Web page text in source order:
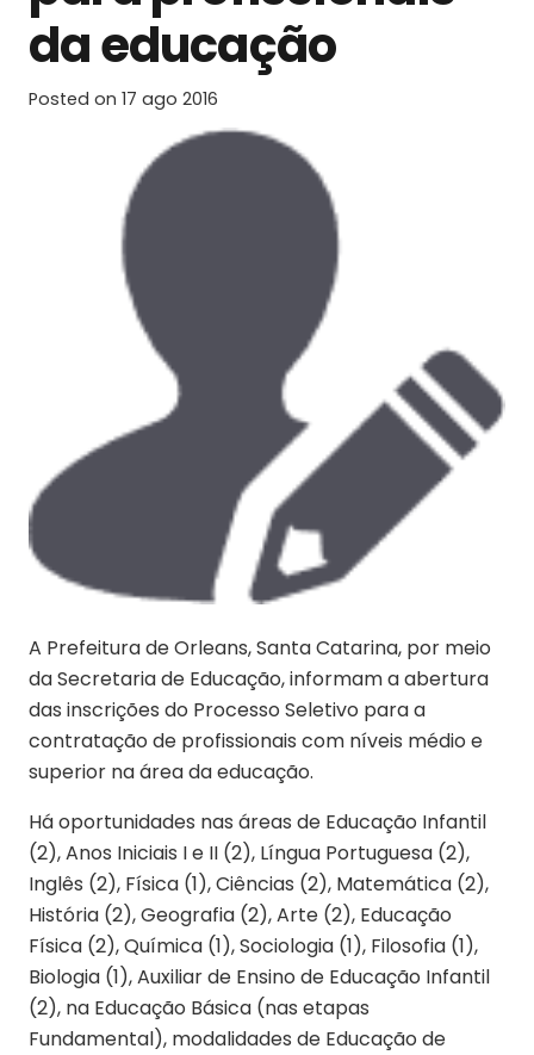
da educação
Posted on 17 ago 2016
A Prefeitura de Orleans, Santa Catarina, por meio
da Secretaria de Educação, informam a abertura
das inscrições do Processo Seletivo para a
contratação de profissionais com níveis médio e
superior na área da educação.
Há oportunidades nas áreas de Educação Infantil
(2), Anos Iniciais I e II (2), Língua Portuguesa (2),
Inglês (2), Física (1), Ciências (2), Matemática (2),
História (2), Geografia (2), Arte (2), Educação
Física (2), Química (1), Sociologia (1), Filosofia (1),
Biologia (1), Auxiliar de Ensino de Educação Infantil
(2), na Educação Básica (nas etapas
Fundamental), modalidades de Educação de